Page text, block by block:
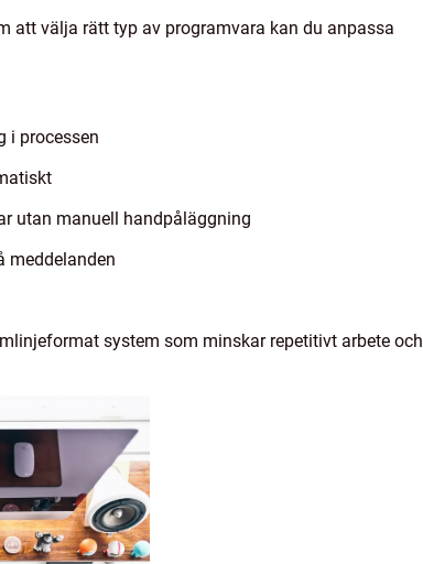
att välja rätt typ av programvara kan du anpassa
i processen
utan manuell handpåläggning
meddelanden
system som minskar repetitivt arbete och